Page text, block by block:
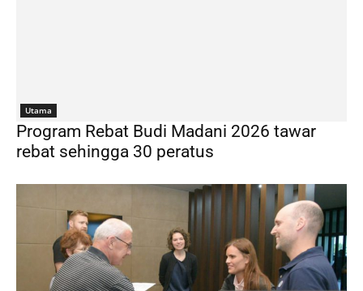
Utama
Program Rebat Budi Madani 2026 tawar
rebat sehingga 30 peratus